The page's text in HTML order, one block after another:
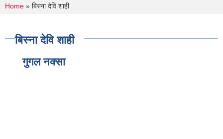
You are here
Home » बिस्ना देवि शाही
बिस्ना देवि शाही
गुगल नक्सा